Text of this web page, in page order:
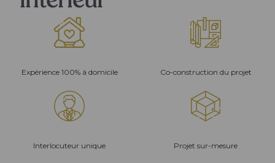
Expérience 100% à domicile Co-construction du projet
Interlocuteur unique Projet sur-mesure